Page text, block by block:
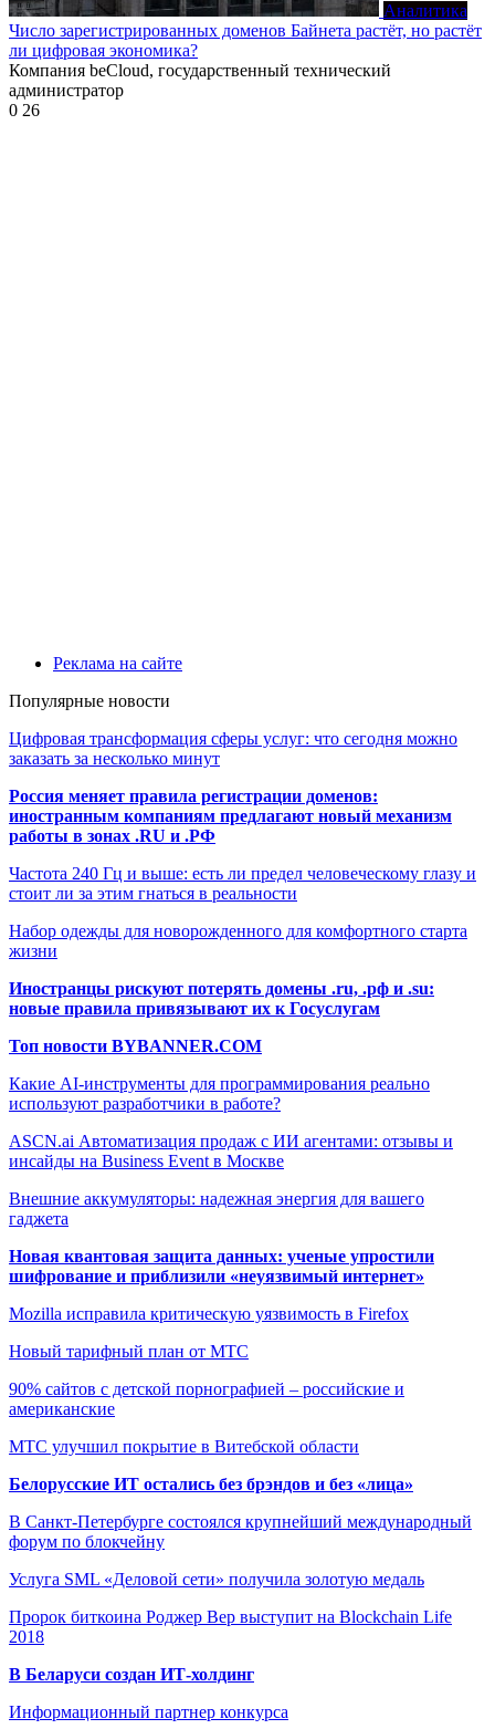
Аналитика
Число зарегистрированных доменов Байнета растёт, но растёт
ли цифровая экономика?
Компания beCloud, государственный технический
администратор
0 26
Реклама на сайте
Популярные новости
Цифровая трансформация сферы услуг: что сегодня можно
заказать за несколько минут
Россия меняет правила регистрации доменов:
иностранным компаниям предлагают новый механизм
работы в зонах .RU и .РФ
Частота 240 Гц и выше: есть ли предел человеческому глазу и
стоит ли за этим гнаться в реальности
Набор одежды для новорожденного для комфортного старта
жизни
Иностранцы рискуют потерять домены .ru, .рф и .su:
новые правила привязывают их к Госуслугам
Топ новости BYBANNER.COM
Какие AI-инструменты для программирования реально
используют разработчики в работе?
ASCN.ai Автоматизация продаж с ИИ агентами: отзывы и
инсайды на Business Event в Москве
Внешние аккумуляторы: надежная энергия для вашего
гаджета
Новая квантовая защита данных: ученые упростили
шифрование и приблизили «неуязвимый интернет»
Mozilla исправила критическую уязвимость в Firefox
Новый тарифный план от МТС
90% сайтов с детской порнографией – российские и
американские
МТС улучшил покрытие в Витебской области
Белорусские ИТ остались без брэндов и без «лица»
В Санкт-Петербурге состоялся крупнейший международный
форум по блокчейну
Услуга SML «Деловой сети» получила золотую медаль
Пророк биткоина Роджер Вер выступит на Blockchain Life
2018
В Беларуси создан ИТ-холдинг
Информационный партнер конкурса